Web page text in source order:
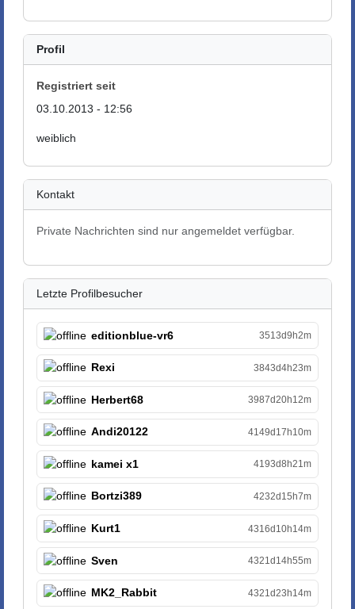
Profil
Registriert seit
03.10.2013 - 12:56
weiblich
Kontakt
Private Nachrichten sind nur angemeldet verfügbar.
Letzte Profilbesucher
editionblue-vr6 3513d9h2m
Rexi 3843d4h23m
Herbert68 3987d20h12m
Andi20122 4149d17h10m
kamei x1 4193d8h21m
Bortzi389 4232d15h7m
Kurt1 4316d10h14m
Sven 4321d14h55m
MK2_Rabbit 4321d23h14m